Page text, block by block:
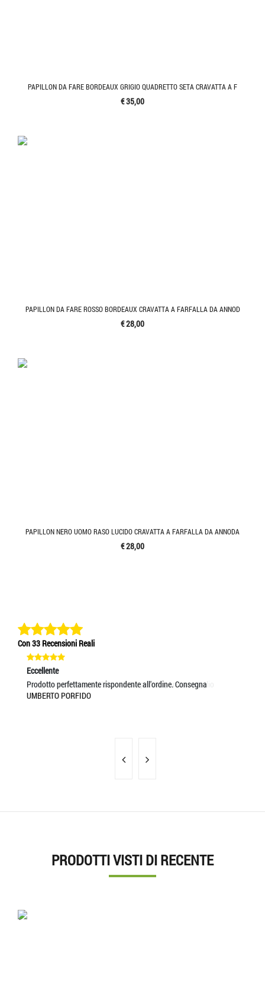
PAPILLON DA FARE BORDEAUX GRIGIO QUADRETTO SETA CRAVATTA A F
€ 35,00
PAPILLON DA FARE ROSSO BORDEAUX CRAVATTA A FARFALLA DA ANNOD
€ 28,00
PAPILLON NERO UOMO RASO LUCIDO CRAVATTA A FARFALLA DA ANNODA
€ 28,00
Con 33 Recensioni Reali
Eccellente
Una piacevole sorpresa! Il prodotto perfetto, ancora meglio
MAURIZIO GOBBI
Eccellente
Prodotto perfettamente rispondente all'ordine. Consegna
UMBERTO PORFIDO
PRODOTTI VISTI DI RECENTE
'.'